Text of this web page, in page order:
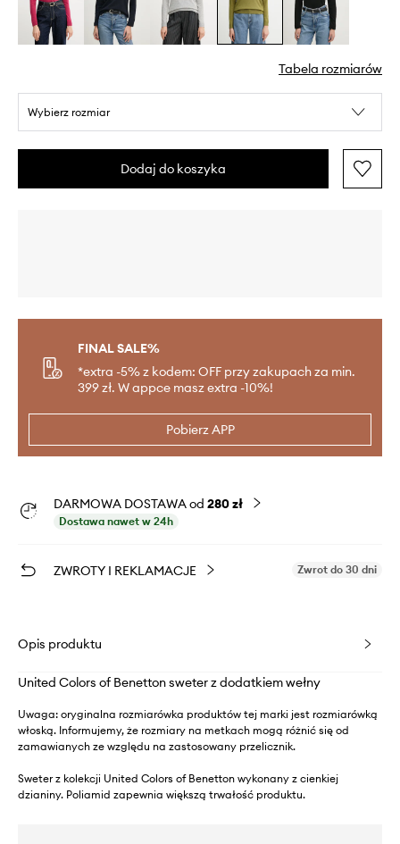
Tabela rozmiarów
Wybierz rozmiar
Dodaj do koszyka
FINAL SALE%
*extra -5% z kodem: OFF przy zakupach za min.
399 zł. W appce masz extra -10%!
Pobierz APP
DARMOWA DOSTAWA od 280 zł
Dostawa nawet w 24h
ZWROTY I REKLAMACJE Zwrot do 30 dni
Opis produktu
United Colors of Benetton sweter z dodatkiem wełny
Uwaga: oryginalna rozmiarówka produktów tej marki jest rozmiarówką
włoską. Informujemy, że rozmiary na metkach mogą różnić się od
zamawianych ze względu na zastosowany przelicznik.
Sweter z kolekcji United Colors of Benetton wykonany z cienkiej
dzianiny. Poliamid zapewnia większą trwałość produktu.